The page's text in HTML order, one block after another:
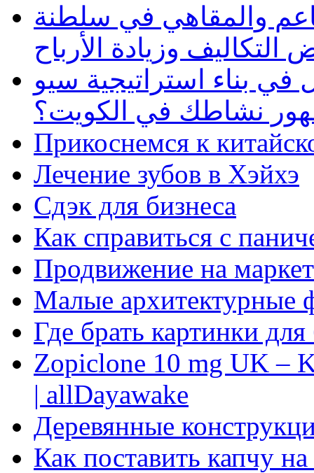
والمقاهي في سلطنة
وزيادة الأرباح
بناء استراتيجية سيو
نشاطك في الكويت؟
Прикоснемся к
Лечение зубов в Хэйхэ
Сдэк для бизнеса
Как справиться с
Продвижение на
Малые архитектурные
Где брать картинки
Zopiclone 10 mg UK –
| allDayawake
Деревянные
Как поставить капчу